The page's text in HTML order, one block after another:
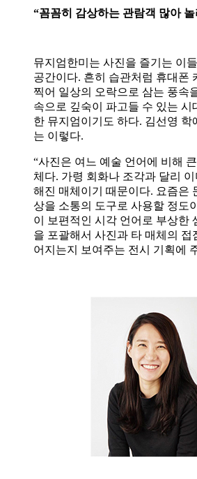
“꼼꼼히 감상하는 관람객 많아
뮤지엄한미는 사진을 즐기는 이
공간이다. 흔히 습관처럼 휴대폰
찍어 일상의 오락으로 삼는 풍속
속으로 깊숙이 파고들 수 있는 시
한 뮤지엄이기도 하다. 김선영 학
는 이렇다.
“사진은 여느 예술 언어에 비해
체다. 가령 회화나 조각과 달리
해진 매체이기 때문이다. 요즘은
상을 소통의 도구로 사용할 정도
이 보편적인 시각 언어로 부상한
을 포괄해서 사진과 타 매체의 접
어지는지 보여주는 전시 기획에